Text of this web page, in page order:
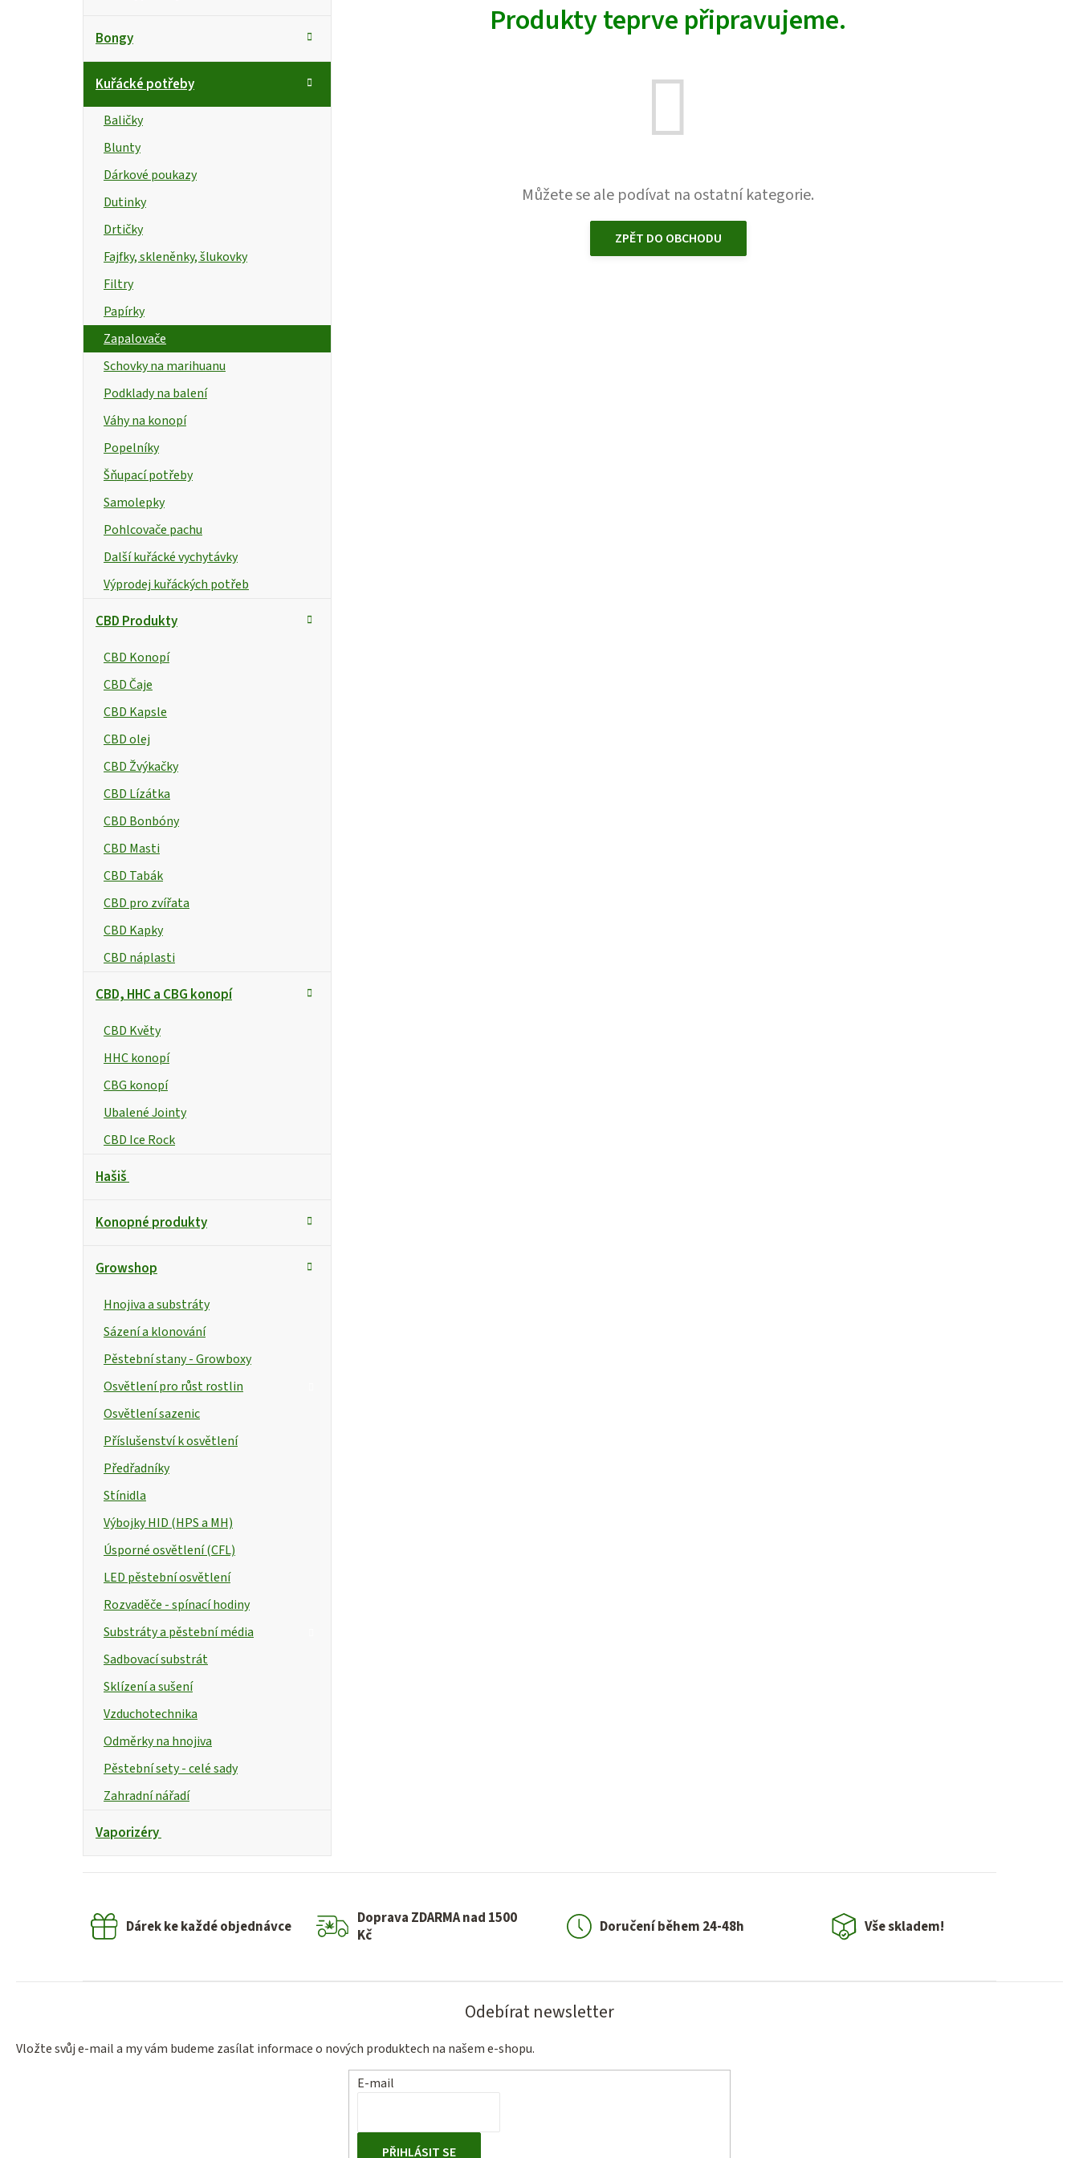
r
n
g
r
Bongy
Kuřácké potřeby
Baličky
Blunty
Dárkové poukazy
Dutinky
Drtičky
Fajfky, skleněnky, šlukovky
Filtry
Papírky
Zapalovače
Schovky na marihuanu
Podklady na balení
Váhy na konopí
Popelníky
Šňupací potřeby
Samolepky
Pohlcovače pachu
Další kuřácké vychytávky
Výprodej kuřáckých potřeb
CBD Produkty
CBD Konopí
CBD Čaje
CBD Kapsle
CBD olej
CBD Žvýkačky
CBD Lízátka
CBD Bonbóny
CBD Masti
CBD Tabák
CBD pro zvířata
CBD Kapky
CBD náplasti
CBD, HHC a CBG konopí
CBD Květy
HHC konopí
CBG konopí
Ubalené Jointy
CBD Ice Rock
Hašiš
Konopné produkty
Growshop
Hnojiva a substráty
Sázení a klonování
Pěstební stany - Growboxy
Osvětlení pro růst rostlin
Osvětlení sazenic
Příslušenství k osvětlení
Předřadníky
Stínidla
Výbojky HID (HPS a MH)
Úsporné osvětlení (CFL)
LED pěstební osvětlení
Rozvaděče - spínací hodiny
Substráty a pěstební média
Sadbovací substrát
Sklízení a sušení
Vzduchotechnika
Odměrky na hnojiva
Pěstební sety - celé sady
Zahradní nářadí
Vaporizéry
Produkty teprve připravujeme.
Můžete se ale podívat na ostatní kategorie.
ZPĚT DO OBCHODU
Dárek ke každé objednávce
Doprava ZDARMA nad 1500
Kč
Doručení během 24-48h Vše skladem!
Odebírat newsletter
Vložte svůj e-mail a my vám budeme zasílat informace o nových produktech na našem e-shopu.
E-mail
PŘIHLÁSIT SE